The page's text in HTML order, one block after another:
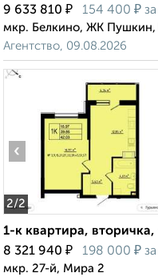
9 633 810 ₽ 154 400 ₽
мкр. Белкино, ЖК Пушкин,
Агентство, 09.08.2026
2/2
‹
1-к квартира,
8 321 940 ₽ 198 000 ₽
мкр. 27-й, Мира 2